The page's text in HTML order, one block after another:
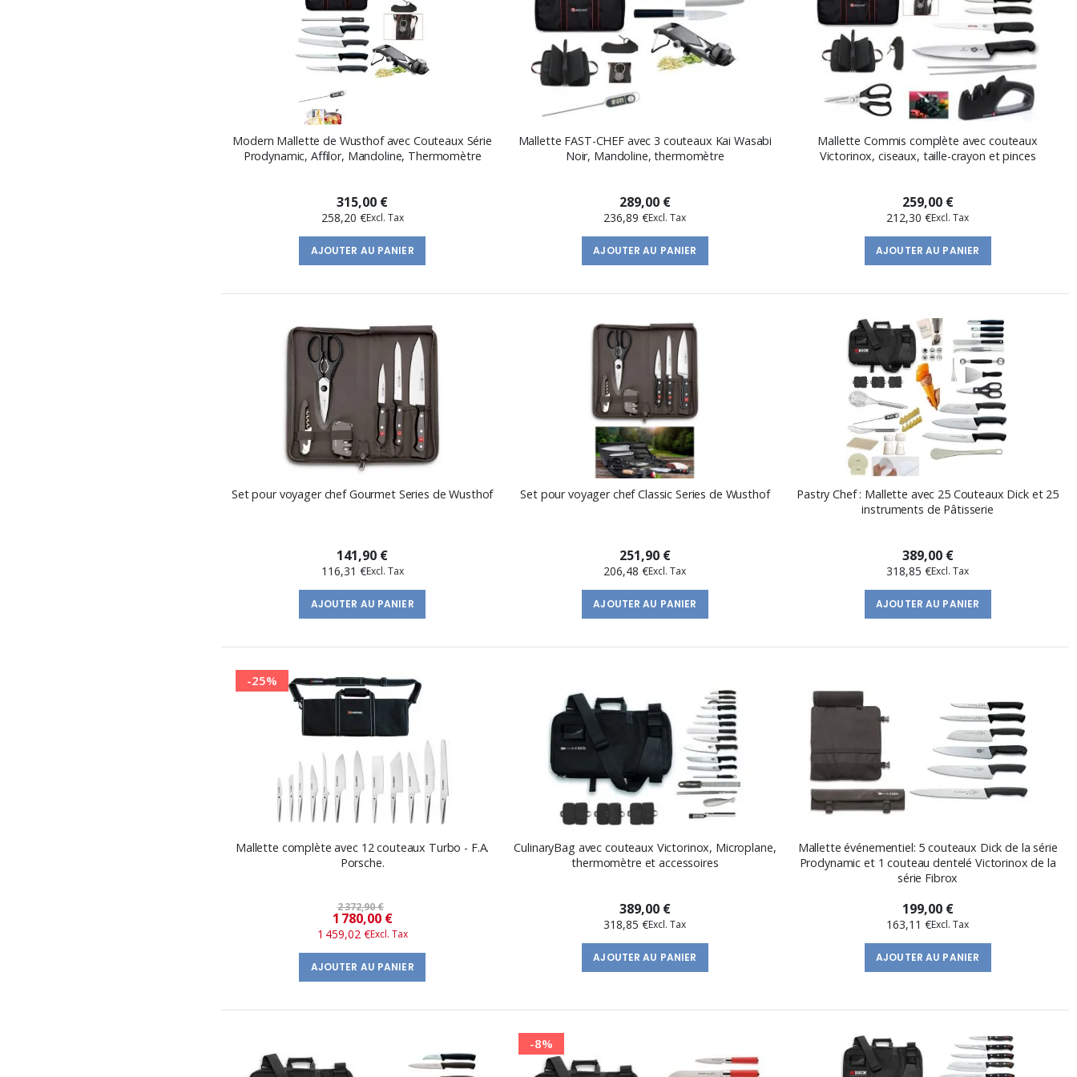
Modern Mallette de Wusthof avec Couteaux Série
Prodynamic, Affilor, Mandoline, Thermomètre
315,00 €
258,20 €
AJOUTER AU PANIER
Mallette FAST-CHEF avec 3 couteaux Kai Wasabi
Noir, Mandoline, thermomètre
289,00 €
236,89 €
AJOUTER AU PANIER
Mallette Commis complète avec couteaux
Victorinox, ciseaux, taille-crayon et pinces
259,00 €
212,30 €
AJOUTER AU PANIER
Set pour voyager chef Gourmet Series de Wusthof
141,90 €
116,31 €
AJOUTER AU PANIER
Set pour voyager chef Classic Series de Wusthof
251,90 €
206,48 €
AJOUTER AU PANIER
Pastry Chef : Mallette avec 25 Couteaux Dick et 25
instruments de Pâtisserie
389,00 €
318,85 €
AJOUTER AU PANIER
-25%
Mallette complète avec 12 couteaux Turbo - F.A.
Porsche.
2 372,90 €
Prix
​​
spécial
1 780,00 €
1 459,02 €
AJOUTER AU PANIER
CulinaryBag avec couteaux Victorinox, Microplane,
thermomètre et accessoires
389,00 €
318,85 €
AJOUTER AU PANIER
Mallette événementiel: 5 couteaux Dick de la série
Prodynamic et 1 couteau dentelé Victorinox de la
série Fibrox
199,00 €
163,11 €
AJOUTER AU PANIER
-8%